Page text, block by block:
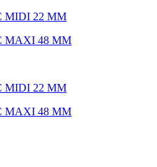
MIDI 22 ММ
MAXI 48 ММ
MIDI 22 ММ
MAXI 48 ММ